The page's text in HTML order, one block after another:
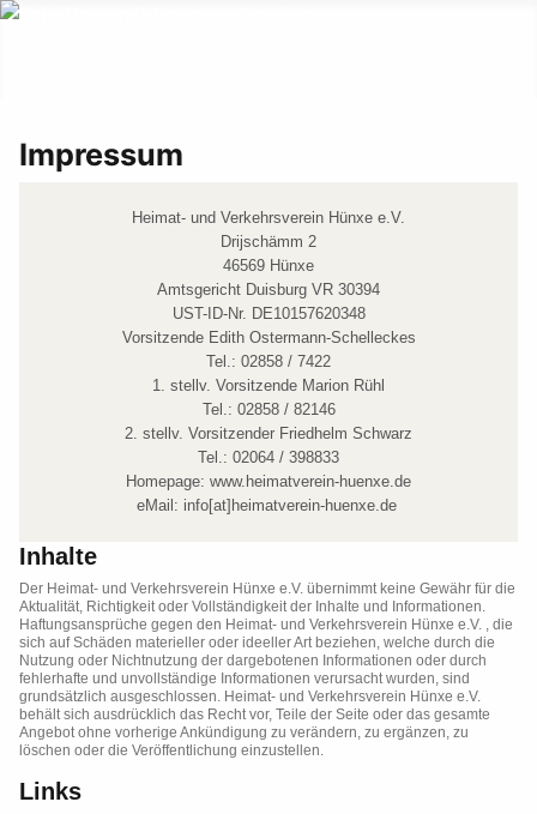
Impressum
Heimat- und Verkehrsverein Hünxe e.V.
Drijschämm 2
46569 Hünxe
Amtsgericht Duisburg VR 30394
UST-ID-Nr. DE10157620348
Vorsitzende Edith Ostermann-Schelleckes
Tel.: 02858 / 7422
1. stellv. Vorsitzende Marion Rühl
Tel.: 02858 / 82146
2. stellv. Vorsitzender Friedhelm Schwarz
Tel.: 02064 / 398833
Homepage: www.heimatverein-huenxe.de
eMail: info[at]heimatverein-huenxe.de
Inhalte
Der Heimat- und Verkehrsverein Hünxe e.V. übernimmt keine Gewähr für die
Aktualität, Richtigkeit oder Vollständigkeit der Inhalte und Informationen.
Haftungsansprüche gegen den Heimat- und Verkehrsverein Hünxe e.V. , die
sich auf Schäden materieller oder ideeller Art beziehen, welche durch die
Nutzung oder Nichtnutzung der dargebotenen Informationen oder durch
fehlerhafte und unvollständige Informationen verursacht wurden, sind
grundsätzlich ausgeschlossen. Heimat- und Verkehrsverein Hünxe e.V.
behält sich ausdrücklich das Recht vor, Teile der Seite oder das gesamte
Angebot ohne vorherige Ankündigung zu verändern, zu ergänzen, zu
löschen oder die Veröffentlichung einzustellen.
Links